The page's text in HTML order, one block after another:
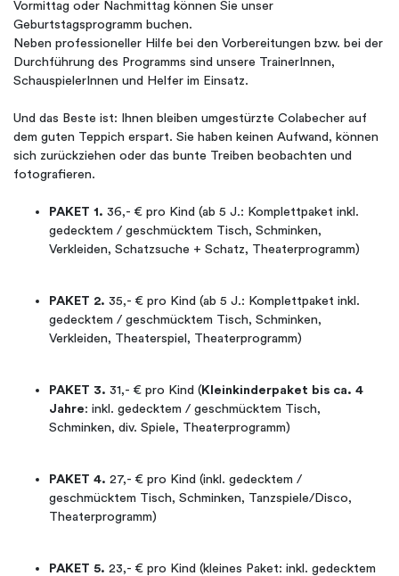
Vormittag oder Nachmittag können Sie unser
Geburtstagsprogramm buchen.
Neben professioneller Hilfe bei den Vorbereitungen bzw. bei der
Durchführung des Programms sind unsere TrainerInnen,
SchauspielerInnen und Helfer im Einsatz.
Und das Beste ist: Ihnen bleiben umgestürzte Colabecher auf
dem guten Teppich erspart. Sie haben keinen Aufwand, können
sich zurückziehen oder das bunte Treiben beobachten und
fotografieren.
PAKET 1. 36,- € pro Kind (ab 5 J.: Komplettpaket inkl.
gedecktem / geschmücktem Tisch, Schminken,
Verkleiden, Schatzsuche + Schatz, Theaterprogramm)
PAKET 2. 35,- € pro Kind (ab 5 J.: Komplettpaket inkl.
gedecktem / geschmücktem Tisch, Schminken,
Verkleiden, Theaterspiel, Theaterprogramm)
PAKET 3. 31,- € pro Kind ( Kleinkinderpaket bis ca. 4
Jahre: inkl. gedecktem / geschmücktem Tisch,
Schminken, div. Spiele, Theaterprogramm)
PAKET 4. 27,- € pro Kind (inkl. gedecktem /
geschmücktem Tisch, Schminken, Tanzspiele/Disco,
Theaterprogramm)
PAKET 5. 23,- € pro Kind (kleines Paket: inkl. gedecktem